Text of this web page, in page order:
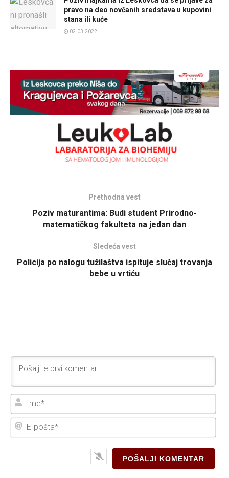
pravo na deo novčanih sredstava u kupovini
stana ili kuće
02.03.2022.
Prethodna vest
Poziv maturantima: Budi student Prirodno-
matematičkog fakulteta na jedan dan
Sledeća vest
Policija po nalogu tužilaštva ispituje slučaj trovanja
bebe u vrtiću
E-